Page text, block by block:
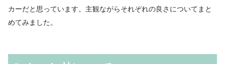
カーだと思っています。主観ながらそれぞれの良さについてまと
めてみました。